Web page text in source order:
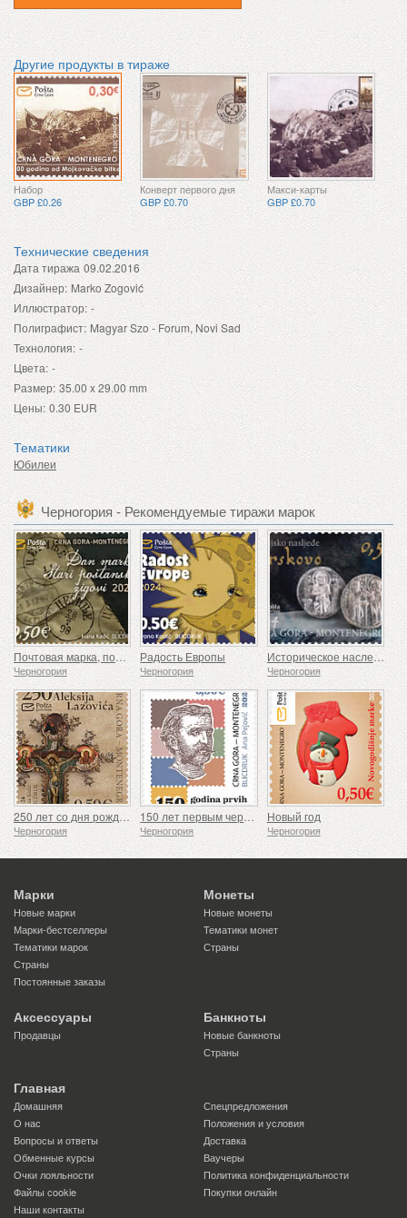
Другие продукты в тираже
Набор
GBP £0.26
Конверт первого дня
GBP £0.70
Макси-карты
GBP £0.70
Технические сведения
Дата тиража 09.02.2016
Дизайнер: Marko Zogović
Иллюстратор: -
Полиграфист: Magyar Szo - Forum, Novi Sad
Технология: -
Цвета: -
Размер: 35.00 x 29.00 mm
Цены: 0.30 EUR
Тематики
Юбилеи
Черногория - Рекомендуемые тиражи марок
Почтовая марка, почтовые штемпели, проставленные день назад
Черногория
Радость Европы
Черногория
Историческое наследие Брсково
Черногория
250 лет со дня рождения Алексия Лазовича
Черногория
150 лет первым черногорским почтовым маркам
Черногория
Новый год
Черногория
Марки
Новые марки
Марки-бестселлеры
Тематики марок
Страны
Постоянные заказы
Монеты
Новые монеты
Тематики монет
Страны
Аксессуары
Продавцы
Банкноты
Новые банкноты
Страны
Главная
Домашняя
Спецпредложения
О нас
Положения и условия
Вопросы и ответы
Доставка
Обменные курсы
Ваучеры
Очки лояльности
Политика конфиденциальности
Файлы сookie
Покупки онлайн
Наши контакты